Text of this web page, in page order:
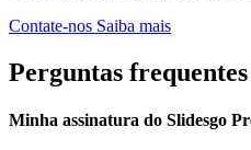
Contate-nos Saiba mais
Perguntas frequentes
Minha assinatura do Slidesgo